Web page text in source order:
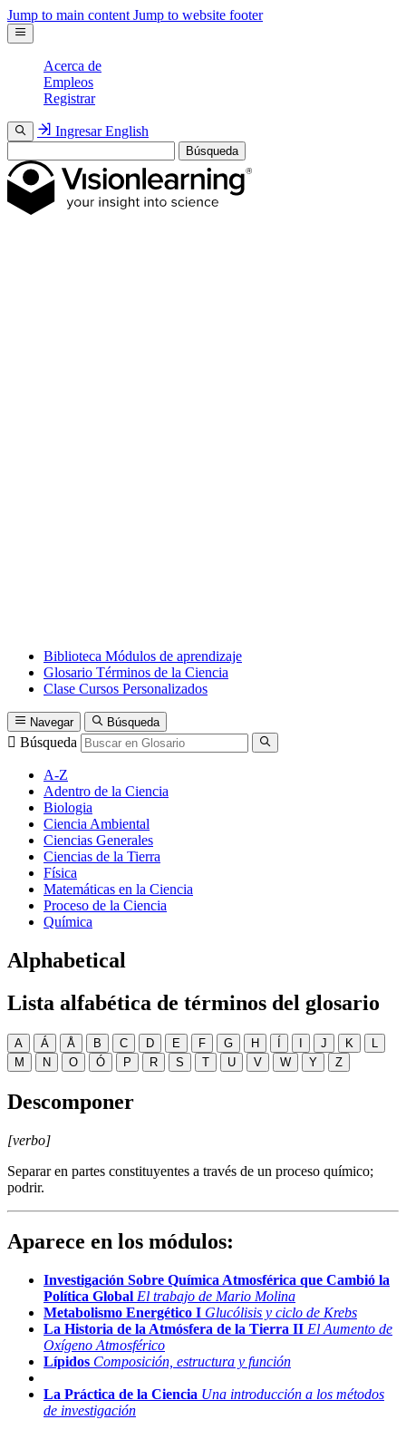
Jump to main content Jump to website footer
Acerca de
Empleos
Registrar
Ingresar English
Búsqueda
Biblioteca Módulos de aprendizaje
Glosario Términos de la Ciencia
Clase Cursos Personalizados
Navegar Búsqueda
Búsqueda
A-Z
Adentro de la Ciencia
Biologia
Ciencia Ambiental
Ciencias Generales
Ciencias de la Tierra
Física
Matemáticas en la Ciencia
Proceso de la Ciencia
Química
Alphabetical
Lista alfabética de términos del glosario
A Á Å B C D E F G H Í I J K
L
M
N O Ó P R S T U V W Y Z
Descomponer
[verbo]
Separar en partes constituyentes a través de un proceso químico;
podrir.
Aparece en los módulos:
Investigación Sobre Química Atmosférica que Cambió la
Política Global El trabajo de Mario Molina
Metabolismo Energético I Glucólisis y ciclo de Krebs
La Historia de la Atmósfera de la Tierra II El Aumento de
Oxígeno Atmosférico
Lípidos Composición, estructura y función
La Práctica de la Ciencia Una introducción a los métodos
de investigación